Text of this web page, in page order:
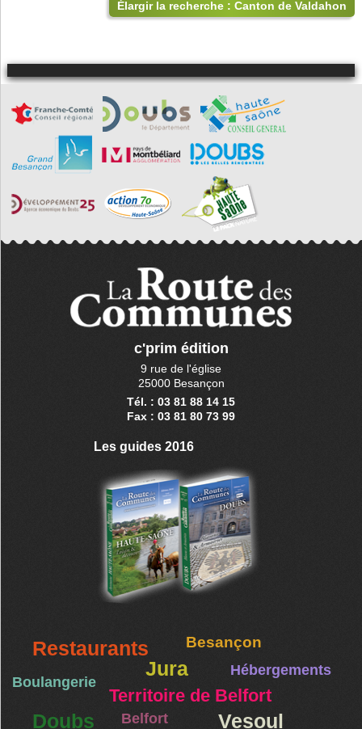
Élargir la recherche : Canton de Valdahon
c'prim édition
9 rue de l'église
25000 Besançon
Tél. : 03 81 88 14 15
Fax : 03 81 80 73 99
Les guides 2016
Restaurants Besançon
Jura Hébergements
Boulangerie
Territoire de Belfort
Doubs Belfort Vesoul